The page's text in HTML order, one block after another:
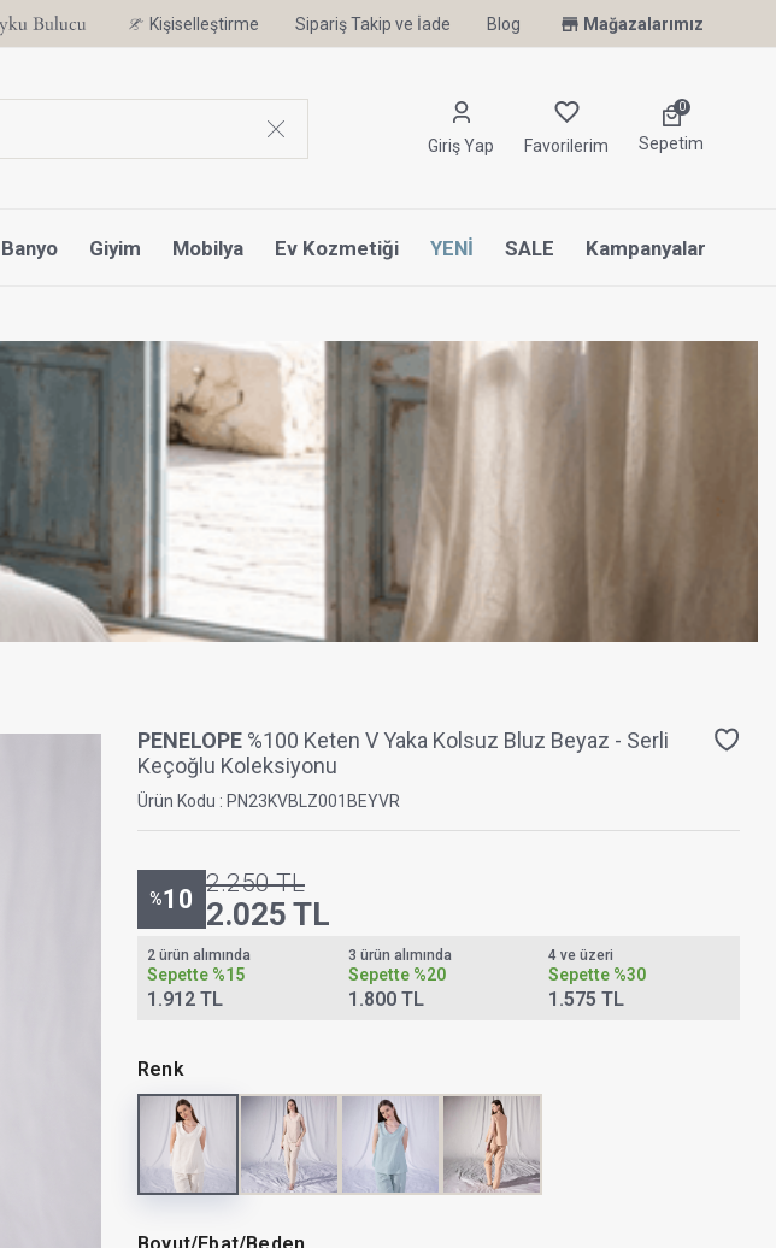
Uyku Uzmanı Othello Şimdi Penelope'de
Kişiselleştirme Sipariş Takip ve İade Blog Mağazalarımız
Giriş Yap Favorilerim
0
Sepetim
Banyo Giyim Mobilya Ev Kozmetiği YENİ SALE Kampanyalar
PENELOPE %100 Keten V Yaka Kolsuz Bluz Beyaz - Serli
Keçoğlu Koleksiyonu
Ürün Kodu : PN23KVBLZ001BEYVR
%10
2.250TL
2.025 TL
2 ürün alımında
Sepette %15
1.912 TL
3 ürün alımında
Sepette %20
1.800 TL
4 ve üzeri
Sepette %30
1.575 TL
Renk